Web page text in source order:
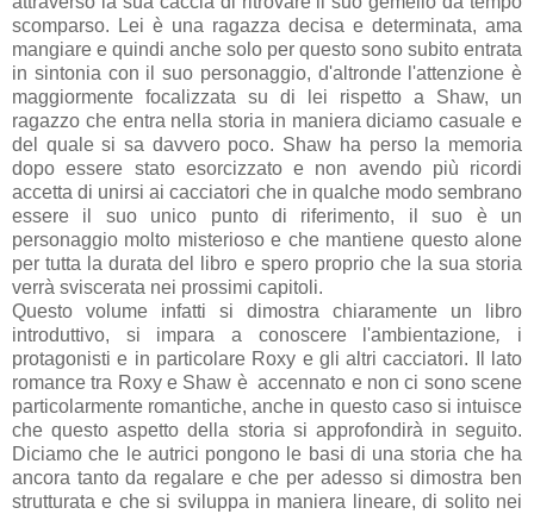
scomparso. Lei è una ragazza decisa e determinata, ama
mangiare e quindi anche solo per questo sono subito entrata
in sintonia con il suo personaggio, d'altronde l'attenzione è
maggiormente focalizzata su di lei rispetto a Shaw, un
ragazzo che entra nella storia in maniera diciamo casuale e
del quale si sa davvero poco. Shaw ha perso la memoria
dopo essere stato esorcizzato e non avendo più ricordi
accetta di unirsi ai cacciatori che in qualche modo sembrano
essere il suo unico punto di riferimento, il suo è un
personaggio molto misterioso e che mantiene questo alone
per tutta la durata del libro e spero proprio che la sua storia
verrà sviscerata nei prossimi capitoli.
Questo volume infatti si dimostra chiaramente un libro
introduttivo, si impara a conoscere l'ambientazione, i
protagonisti e in particolare Roxy e gli altri cacciatori. Il lato
romance tra Roxy e Shaw è accennato e non ci sono scene
particolarmente romantiche, anche in questo caso si intuisce
che questo aspetto della storia si approfondirà in seguito.
Diciamo che le autrici pongono le basi di una storia che ha
ancora tanto da regalare e che per adesso si dimostra ben
strutturata e che si sviluppa in maniera lineare, di solito nei